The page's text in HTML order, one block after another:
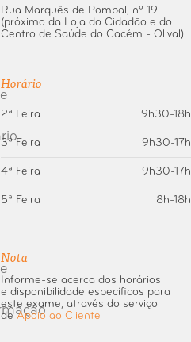
Rua Marquês de Pombal, nº 19
(próximo da Loja do Cidadão e do
Centro de Saúde do Cacém - Olival)
Horário
2ª Feira 9h30-18h
3ª Feira 9h30-17h
4ª Feira 9h30-17h
5ª Feira 8h-18h
Nota
Informe-se acerca dos horários
e disponibilidade específicos para
este exame, através do serviço
deApoio ao Cliente